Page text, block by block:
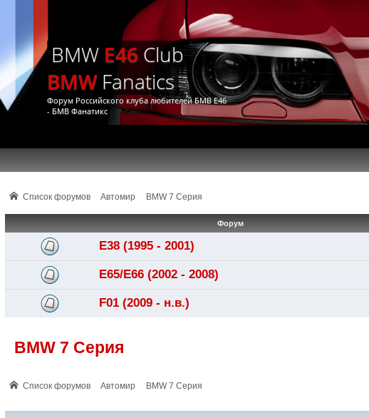
BMW E46 Club
BMWFanatics
Форум Российского клуба любителей БМВ Е46
- БМВ Фанатикс
Список форумов Автомир BMW 7 Серия
Форум
E38 (1995 - 2001)
E65/E66 (2002 - 2008)
F01 (2009 - н.в.)
BMW 7 Серия
Список форумов Автомир BMW 7 Серия